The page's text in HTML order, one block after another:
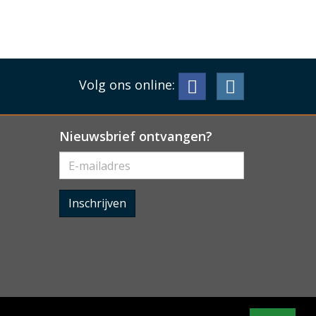
Volg ons online:
Nieuwsbrief ontvangen?
Inschrijven